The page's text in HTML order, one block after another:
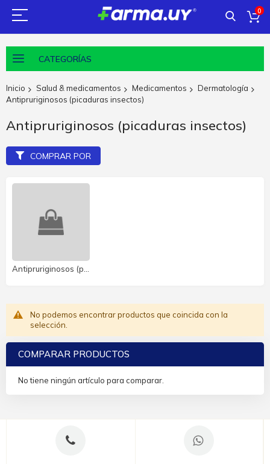
0
CATEGORÍAS
Inicio Salud & medicamentos Medicamentos
Dermatología
Antipruriginosos (picaduras insectos)
Antipruriginosos (picaduras insectos)
No podemos encontrar productos que coincida con la
selección.
COMPRAR POR
COMPARAR PRODUCTOS
No tiene ningún artículo para comparar.